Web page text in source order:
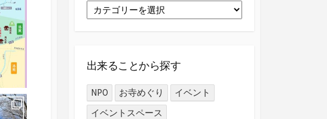
都
道
ら
探
す
出来ることから探す
NPO お寺めぐり
イベント
イベントスペース